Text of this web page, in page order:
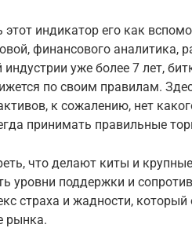
индикатор его как
финансового аналитика,
уже более 7 лет,
по своим правилам.
к сожалению, нет
принимать правильные
что делают киты и
уровни поддержки и
страха и жадности,
рынка.